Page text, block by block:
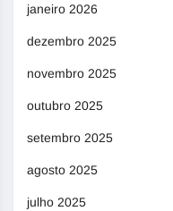
janeiro 2026
dezembro 2025
novembro 2025
outubro 2025
setembro 2025
agosto 2025
julho 2025